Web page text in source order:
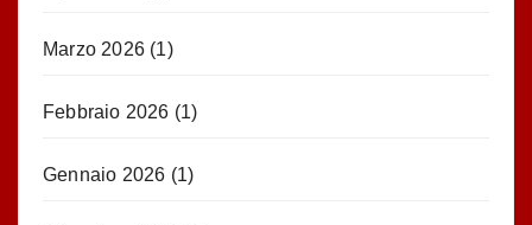
Marzo 2026 (1)
Febbraio 2026 (1)
Gennaio 2026 (1)